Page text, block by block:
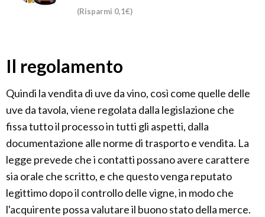
(Risparmi 0,1€)
Il regolamento
Quindi la vendita di uve da vino, così come quelle delle
uve da tavola, viene regolata dalla legislazione che
fissa tutto il processo in tutti gli aspetti, dalla
documentazione alle norme di trasporto e vendita. La
legge prevede che i contatti possano avere carattere
sia orale che scritto, e che questo venga reputato
legittimo dopo il controllo delle vigne, in modo che
l'acquirente possa valutare il buono stato della merce.